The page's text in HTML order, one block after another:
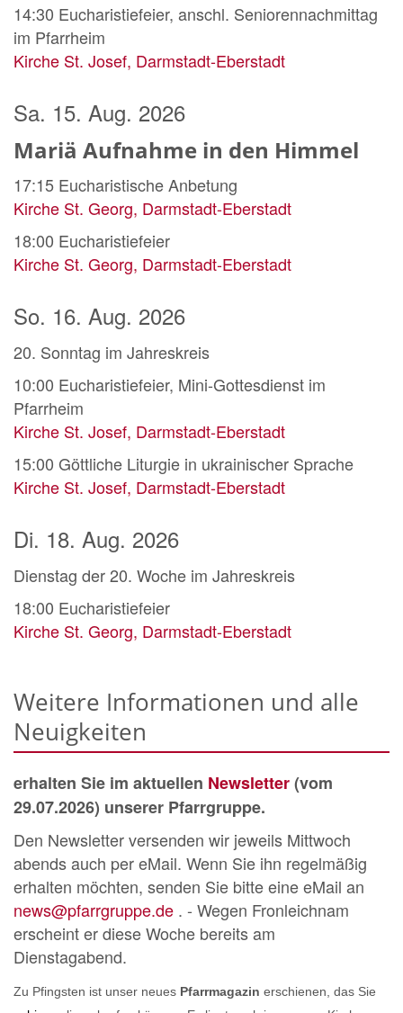
14:30 Eucharistiefeier, anschl. Seniorennachmittag
im Pfarrheim
Kirche St. Josef, Darmstadt-Eberstadt
Sa. 15. Aug. 2026
Mariä Aufnahme in den Himmel
17:15 Eucharistische Anbetung
Kirche St. Georg, Darmstadt-Eberstadt
18:00 Eucharistiefeier
Kirche St. Georg, Darmstadt-Eberstadt
So. 16. Aug. 2026
20. Sonntag im Jahreskreis
10:00 Eucharistiefeier, Mini-Gottesdienst im
Pfarrheim
Kirche St. Josef, Darmstadt-Eberstadt
15:00 Göttliche Liturgie in ukrainischer Sprache
Kirche St. Josef, Darmstadt-Eberstadt
Di. 18. Aug. 2026
Dienstag der 20. Woche im Jahreskreis
18:00 Eucharistiefeier
Kirche St. Georg, Darmstadt-Eberstadt
Weitere Informationen und alle
Neuigkeiten
erhalten Sie im aktuellen Newsletter(vom
29.07.2026) unserer Pfarrgruppe.
Den Newsletter versenden wir jeweils Mittwoch
abends auch per eMail. Wenn Sie ihn regelmäßig
erhalten möchten, senden Sie bitte eine eMail an
news@pfarrgruppe.de . - Wegen Fronleichnam
erscheint er diese Woche bereits am
Dienstagabend.
Zu Pfingsten ist unser neues Pfarrmagazin erschienen, das Sie